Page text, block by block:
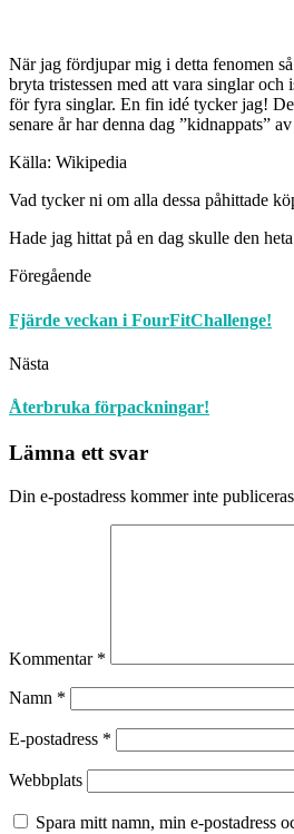
När jag fördjupar mig i detta fenomen
bryta tristessen med att vara singlar
för fyra singlar. En fin idé tycker jag!
senare år har denna dag ”kidnappats”
Källa: Wikipedia
Vad tycker ni om alla dessa påhittade
Hade jag hittat på en dag skulle den
Föregående
Fjärde veckan i FourFitChallenge!
Nästa
Återbruka förpackningar!
Lämna ett svar
Din e-postadress kommer inte
Kommentar *
Namn *
E-postadress *
Webbplats
Spara mitt namn, min e-postadress